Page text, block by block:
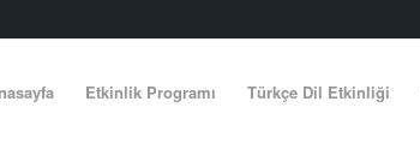
Etkinlik Programı Türkçe Dil Etkinliği